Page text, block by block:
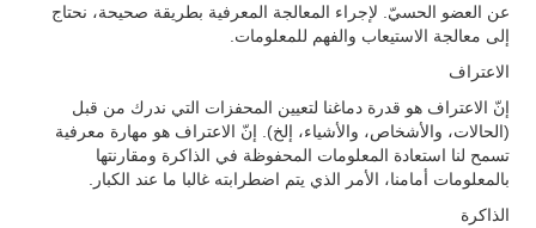
عن العضو الحسيّ. لإجراء المعالجة المعرفية بطريقة صحيحة، نحتاج
إلى معالجة الاستيعاب والفهم للمعلومات.
الاعتراف
إنّ الاعتراف هو قدرة دماغنا لتعيين المحفزات التي ندرك من قبل
(الحالات، والأشخاص، والأشياء، إلخ). إنّ الاعتراف هو مهارة معرفية
تسمح لنا استعادة المعلومات المحفوظة في الذاكرة ومقارنتها
بالمعلومات أمامنا، الأمر الذي يتم اضطرابته غالبا ما عند الكبار.
الذاكرة